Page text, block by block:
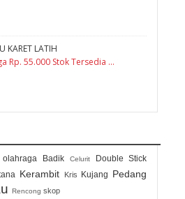
KARET LATIH
Rp. 55.000 Stok Tersedia ...
Badik Celurit Double Stick
Kerambit Kris Kujang Pedang
Rencong skop